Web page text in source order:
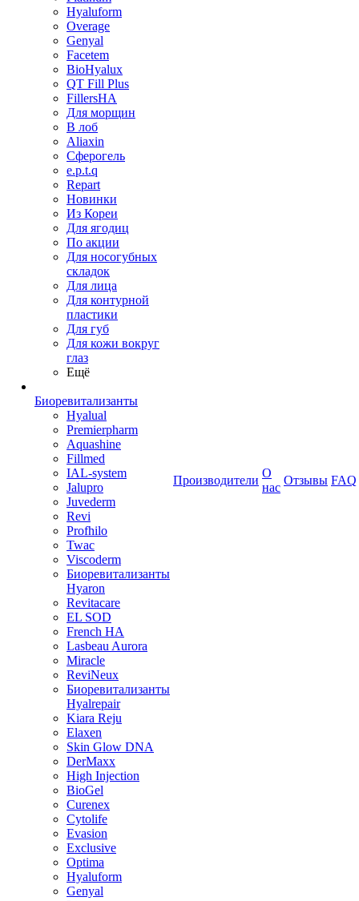
Hyaluform
Overage
Genyal
Facetem
BioHyalux
QT Fill Plus
FillersHA
Для морщин
В лоб
Aliaxin
Сферогель
e.p.t.q
Repart
Новинки
Из Кореи
Для ягодиц
По акции
Для носогубных
складок
Для лица
Для контурной
пластики
Для губ
Для кожи вокруг
глаз
Ещё
Биоревитализанты
Hyalual
Premierpharm
Aquashine
Fillmed
IAL-system
Jalupro
Juvederm
Revi
Profhilo
Twac
Viscoderm
Биоревитализанты
Hyaron
Revitacare
EL SOD
French HA
Lasbeau Aurora
Miracle
ReviNeux
Биоревитализанты
Hyalrepair
Kiara Reju
Elaxen
Skin Glow DNA
DerMaxx
High Injection
BioGel
Curenex
Cytolife
Evasion
Exclusive
Optima
Hyaluform
Genyal
Производители
О
нас
Отзывы FAQ